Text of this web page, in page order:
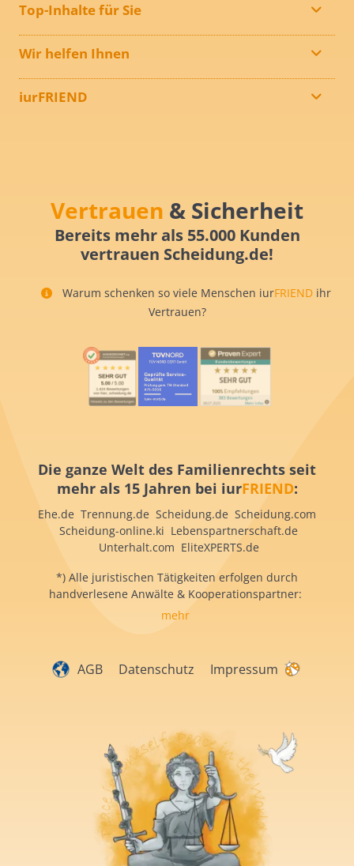
Top-Inhalte für Sie
Wir helfen Ihnen
iurFRIEND
Vertrauen & Sicherheit
Bereits mehr als 55.000 Kunden
vertrauen Scheidung.de!
Warum schenken so viele Menschen iurFRIEND ihr
Vertrauen?
Die ganze Welt des Familienrechts seit
mehr als 15 Jahren bei iurFRIEND:
Ehe.de Trennung.de Scheidung.de Scheidung.com
Scheidung-online.ki Lebenspartnerschaft.de
Unterhalt.com EliteXPERTS.de
*) Alle juristischen Tätigkeiten erfolgen durch
handverlesene Anwälte & Kooperationspartner:
mehr
AGB Datenschutz Impressum